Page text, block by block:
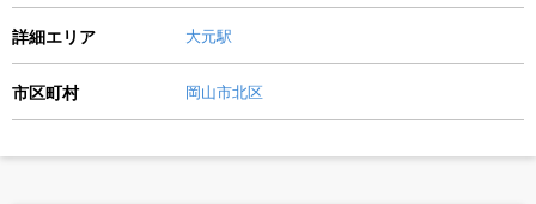
詳細エリア 大元駅
市区町村 岡山市北区